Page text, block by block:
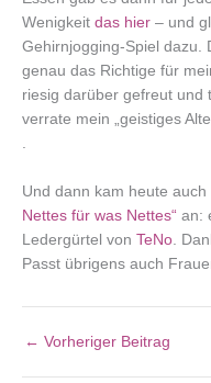
Wenigkeit das hier – und
Gehirnjogging-Spiel dazu.
genau das Richtige für
riesig darüber gefreut und
verrate mein „geistiges
Und dann kam heute
Nettes für was Nettes“ an:
Ledergürtel von TeNo .
Passt übrigens auch
← Vorheriger Beitrag